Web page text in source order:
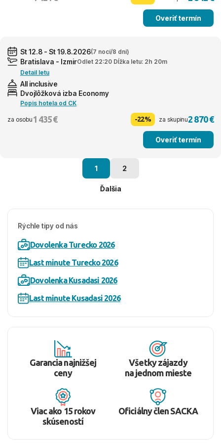
Overiť termín
St 12.8 - St 19.8.2026(7 nocí/8 dní)
Bratislava - IzmirOdlet 22:20 Dĺžka letu: 2h 20m
Detail letu
All inclusive
Dvojlôžková izba Economy
Popis hotela od CK
za osobu 1 435 € -22% za skupinu2 870 €
Overiť termín
1 2
Ďalšia
Rýchle tipy od nás
Dovolenka Turecko 2026
Last minute Turecko 2026
Dovolenka Kusadasi 2026
Last minute Kusadasi 2026
Garancia najnižšej
ceny
Všetky zájazdy
na jednom mieste
Viac ako 15 rokov
skúseností
Oficiálny člen SACKA